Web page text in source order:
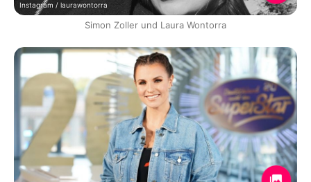
Instagram / laurawontorra
Simon Zoller und Laura Wontorra